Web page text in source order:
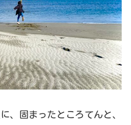
、固まったところてんと、